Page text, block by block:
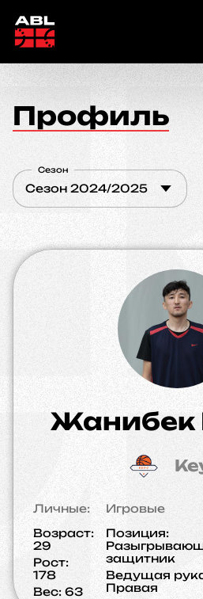
Профиль
Сезон 2024/2025
Сезон
Жанибек
Личные:
Возраст:
29
Рост:
178
Вес: 63
Игровые
Позиция:
защитник
Ведущая
Правая